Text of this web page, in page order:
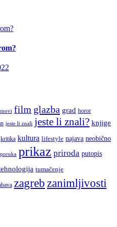
film glazba grad horor
jeste li znali jeste li znali? knjige
kritika kultura lifestyle najava neobično
prikaz priroda putopis
tumačenje
zagreb zanimljivosti